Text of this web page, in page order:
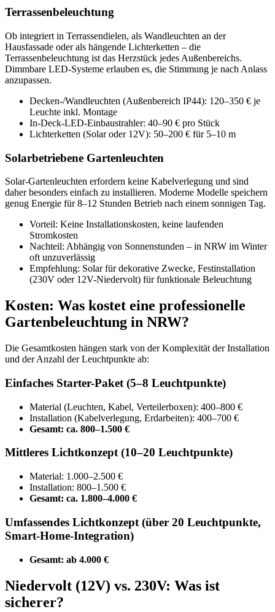
Terrassenbeleuchtung
Ob integriert in Terrassendielen, als Wandleuchten an der
Hausfassade oder als hängende Lichterketten – die
Terrassenbeleuchtung ist das Herzstück jedes Außenbereichs.
Dimmbare LED-Systeme erlauben es, die Stimmung je nach Anlass
anzupassen.
Decken-/Wandleuchten (Außenbereich IP44): 120–350 € je
Leuchte inkl. Montage
In-Deck-LED-Einbaustrahler: 40–90 € pro Stück
Lichterketten (Solar oder 12V): 50–200 € für 5–10 m
Solarbetriebene Gartenleuchten
Solar-Gartenleuchten erfordern keine Kabelverlegung und sind
daher besonders einfach zu installieren. Moderne Modelle speichern
genug Energie für 8–12 Stunden Betrieb nach einem sonnigen Tag.
Vorteil: Keine Installationskosten, keine laufenden
Stromkosten
Nachteil: Abhängig von Sonnenstunden – in NRW im Winter
oft unzuverlässig
Empfehlung: Solar für dekorative Zwecke, Festinstallation
(230V oder 12V-Niedervolt) für funktionale Beleuchtung
Kosten: Was kostet eine professionelle
Gartenbeleuchtung in NRW?
Die Gesamtkosten hängen stark von der Komplexität der Installation
und der Anzahl der Leuchtpunkte ab:
Einfaches Starter-Paket (5–8 Leuchtpunkte)
Material (Leuchten, Kabel, Verteilerboxen): 400–800 €
Installation (Kabelverlegung, Erdarbeiten): 400–700 €
Gesamt: ca. 800–1.500 €
Mittleres Lichtkonzept (10–20 Leuchtpunkte)
Material: 1.000–2.500 €
Installation: 800–1.500 €
Gesamt: ca. 1.800–4.000 €
Umfassendes Lichtkonzept (über 20 Leuchtpunkte,
Smart-Home-Integration)
Gesamt: ab 4.000 €
Niedervolt (12V) vs. 230V: Was ist
sicherer?